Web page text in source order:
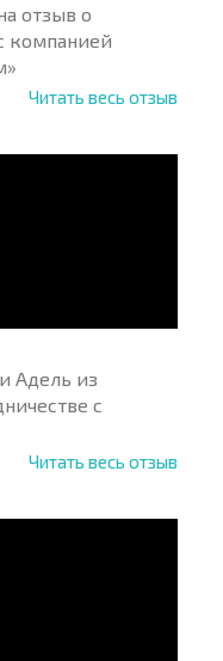
отзыв о
компанией
Читать весь отзыв
Адель из
с
Читать весь отзыв